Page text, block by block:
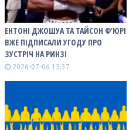
ЕНТОНІ ДЖОШУА ТА ТАЙСОН Ф’ЮРІ
ВЖЕ ПІДПИСАЛИ УГОДУ ПРО
ЗУСТРІЧ НА РИНЗІ
2026-07-06 15:37